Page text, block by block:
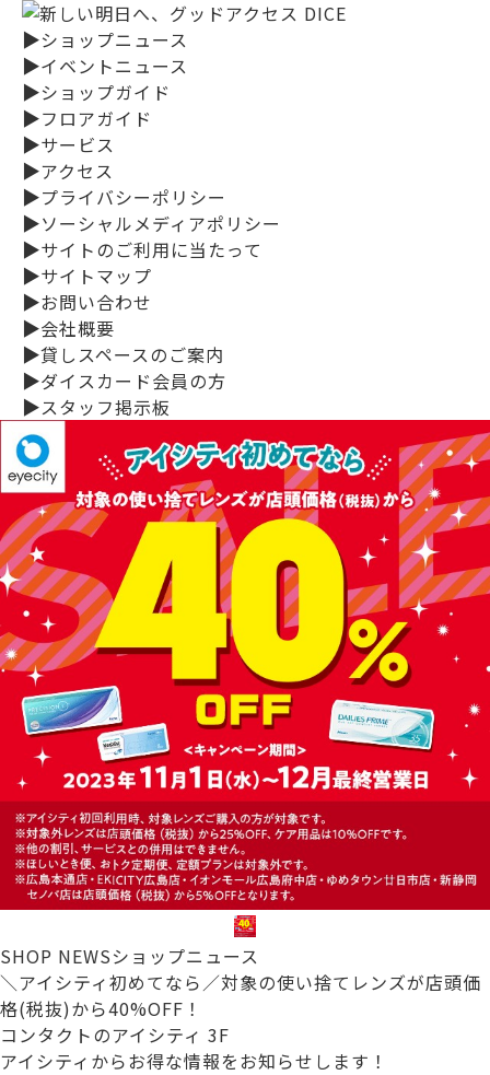
▶ショップニュース
▶イベントニュース
▶ショップガイド
▶フロアガイド
▶サービス
▶アクセス
▶プライバシーポリシー
▶ソーシャルメディアポリシー
▶サイトのご利用に当たって
▶サイトマップ
▶お問い合わせ
▶会社概要
▶貸しスペースのご案内
▶ダイスカード会員の方
▶スタッフ掲示板
SHOP NEWSショップニュース
＼アイシティ初めてなら／対象の使い捨てレンズが店頭価
格(税抜)から40%OFF！
コンタクトのアイシティ 3F
アイシティからお得な情報をお知らせします！